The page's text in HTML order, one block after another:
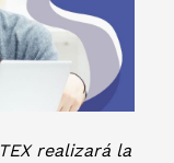
realizará la